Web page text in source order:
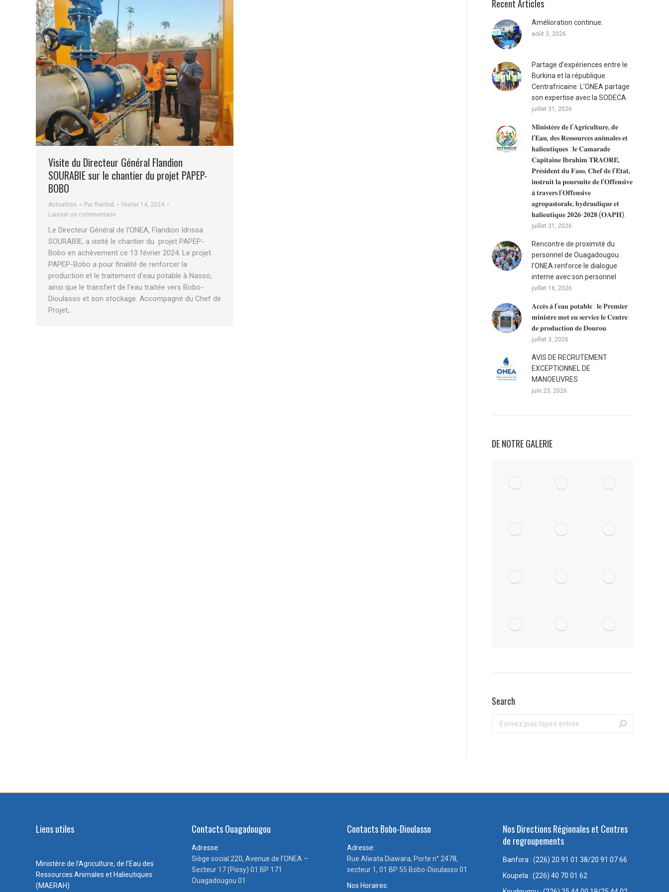
Visite du Directeur Général Flandion
SOURABIE sur le chantier du projet PAPEP-
BOBO
Actualités Par Rachid
février 14, 2024
Laisser un commentaire
Le Directeur Général de l’ONEA, Flandion Idrissa
SOURABIE, a visité le chantier du projet PAPEP-
Bobo en achèvement ce 13 février 2024. Le projet
PAPEP-Bobo a pour finalité de renforcer la
production et le traitement d’eau potable à Nasso,
ainsi que le transfert de l’eau traitée vers Bobo-
Dioulasso et son stockage. Accompagné du Chef de
Projet,…
Recent Articles
Amélioration continue:
août 3, 2026
Partage d’expériences entre le
Burkina et la république
Centrafricaine: L’ONEA partage
son expertise avec la SODECA
juillet 31, 2026
𝐌𝐢𝐧𝐢𝐬𝐭𝐞̀𝐫𝐞 𝐝𝐞 𝐥’𝐀𝐠𝐫𝐢𝐜𝐮𝐥𝐭𝐮𝐫𝐞, 𝐝𝐞
𝐥’𝐄𝐚𝐮, 𝐝𝐞𝐬 𝐑𝐞𝐬𝐬𝐨𝐮𝐫𝐜𝐞𝐬 𝐚𝐧𝐢𝐦𝐚𝐥𝐞𝐬 𝐞𝐭
𝐡𝐚𝐥𝐢𝐞𝐮𝐭𝐢𝐪𝐮𝐞𝐬 : 𝐥𝐞 𝐂𝐚𝐦𝐚𝐫𝐚𝐝𝐞
𝐂𝐚𝐩𝐢𝐭𝐚𝐢𝐧𝐞 𝐈𝐛𝐫𝐚𝐡𝐢𝐦 𝐓𝐑𝐀𝐎𝐑𝐄́,
𝐏𝐫𝐞́𝐬𝐢𝐝𝐞𝐧𝐭 𝐝𝐮 𝐅𝐚𝐬𝐨, 𝐂𝐡𝐞𝐟 𝐝𝐞 𝐥’𝐄́𝐭𝐚𝐭,
𝐢𝐧𝐬𝐭𝐫𝐮𝐢𝐭 𝐥𝐚 𝐩𝐨𝐮𝐫𝐬𝐮𝐢𝐭𝐞 𝐝𝐞 𝐥’𝐎𝐟𝐟𝐞𝐧𝐬𝐢𝐯𝐞
𝐚̀ 𝐭𝐫𝐚𝐯𝐞𝐫𝐬 𝐥’𝐎𝐟𝐟𝐞𝐧𝐬𝐢𝐯𝐞
𝐚𝐠𝐫𝐨𝐩𝐚𝐬𝐭𝐨𝐫𝐚𝐥𝐞, 𝐡𝐲𝐝𝐫𝐚𝐮𝐥𝐢𝐪𝐮𝐞 𝐞𝐭
𝐡𝐚𝐥𝐢𝐞𝐮𝐭𝐢𝐪𝐮𝐞 𝟐𝟎𝟐𝟔-𝟐𝟎𝟐𝟖 (𝐎𝐀𝐏𝐇).
juillet 31, 2026
Rencontre de proximité du
personnel de Ouagadougou:
l’ONEA renforce le dialogue
interne avec son personnel
juillet 16, 2026
𝐀𝐜𝐜𝐞̀𝐬 𝐚̀ 𝐥’𝐞𝐚𝐮 𝐩𝐨𝐭𝐚𝐛𝐥𝐞 : 𝐥𝐞 𝐏𝐫𝐞𝐦𝐢𝐞𝐫
𝐦𝐢𝐧𝐢𝐬𝐭𝐫𝐞 𝐦𝐞𝐭 𝐞𝐧 𝐬𝐞𝐫𝐯𝐢𝐜𝐞 𝐥𝐞 𝐂𝐞𝐧𝐭𝐫𝐞
𝐝𝐞 𝐩𝐫𝐨𝐝𝐮𝐜𝐭𝐢𝐨𝐧 𝐝𝐞 𝐃𝐨𝐮𝐫𝐨𝐮
juillet 3, 2026
AVIS DE RECRUTEMENT
EXCEPTIONNEL DE
MANOEUVRES
juin 23, 2026
DE NOTRE GALERIE
Search
Recherche
Liens utiles
Ministère de l’Agriculture, de l’Eau des
Ressources Animales et Halieutiques
(MAERAH)
Contacts Ouagadougou
Adresse:
Siège social 220, Avenue de l’ONEA –
Secteur 17 (Pissy) 01 BP 171
Ouagadougou 01
Contacts Bobo-Dioulasso
Adresse:
Rue Alwata Diawara, Porte n° 2478,
secteur 1, 01 BP 55 Bobo-Dioulasso 01
Nos Horaires:
Nos Directions Régionales et Centres
de regroupements
Banfora : (226) 20 91 01 38/20 91 07 66
Koupela : (226) 40 70 01 62